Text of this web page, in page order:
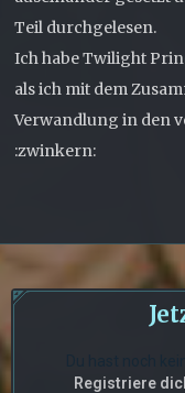
Teil durchgelesen.
Ich habe Twilight
als ich mit dem
Verwandlung in den
:zwinkern:
Registriere